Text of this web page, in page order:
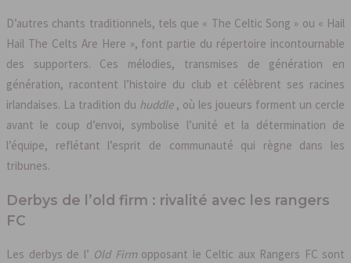
D’autres chants traditionnels, tels que « The Celtic Song » ou « Hail
Hail The Celts Are Here », font partie du répertoire incontournable
des supporters. Ces mélodies, transmises de génération en
génération, racontent l’histoire du club et célèbrent ses racines
irlandaises. La tradition du huddle , où les joueurs forment un cercle
avant le coup d’envoi, symbolise l’unité et la détermination de
l’équipe, reflétant l’esprit de communauté qui règne dans les
tribunes.
Derbys de l’old firm : rivalité avec les rangers
FC
Les derbys de l’ Old Firm opposant le Celtic aux Rangers FC sont